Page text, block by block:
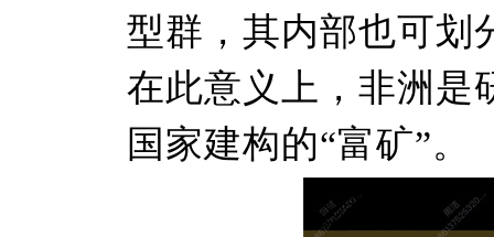
型群，其内部也可划
在此意义上，非洲是
国家建构的“富矿”。